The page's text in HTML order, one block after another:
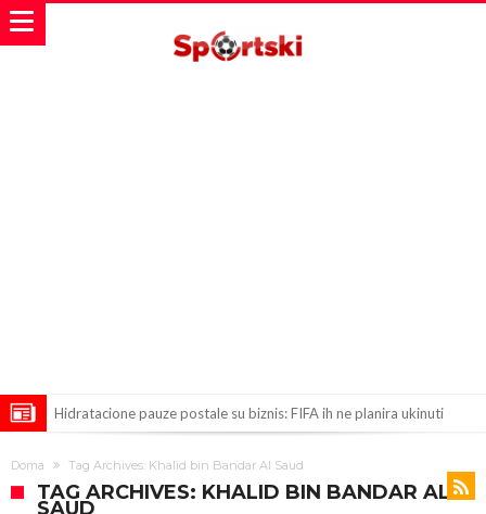
Hidratacione pauze postale su biznis: FIFA ih ne planira ukinuti
Infantino i ljubavnička veza: Kontroverzni detalji i novčana isplata iz
Doma Tag Archives: Khalid bin Bandar Al Saud
TAG ARCHIVES: KHALID BIN BANDAR AL
SAUD